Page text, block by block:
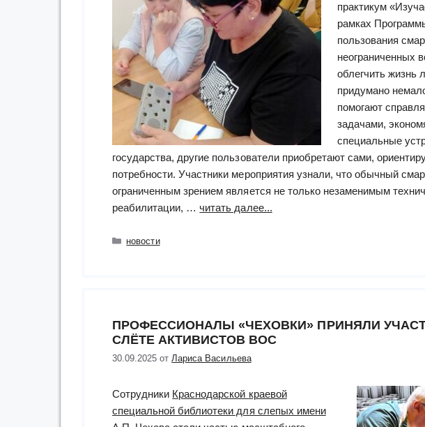
практикум
рамках
пользования
неограниченных
облегчить жизнь
придумано
помогают
задачами,
специальные
государства, другие пользователи приобретают сами,
потребности. Участники мероприятия узнали, что обычный
ограниченным зрением является не только незаменимым
реабилитации, …читать далее...
обучения
основам
«Технологии
неограниченных
Рубрики
новости
ПРОФЕССИОНАЛЫ «ЧЕХОВКИ» ПРИНЯЛИ
СЛЁТЕ АКТИВИСТОВ ВОС
30.09.2025 отЛариса Васильева
Сотрудники Краснодарской краевой
специальной библиотеки для слепых имени